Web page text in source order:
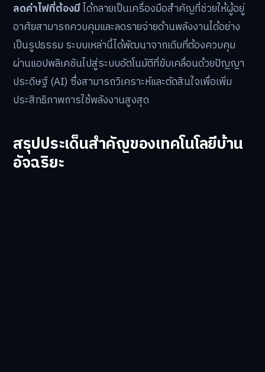
ลดค่าไฟที่ต้องมีได้กลายเป็นเครื่องมือสำคัญที่ช่วยให้ผู้อยู่
อาศัยสามารถควบคุมและลดรายจ่ายด้านพลังงานได้อย่าง
เป็นรูปธรรม ระบบเหล่านี้ได้พัฒนาจากเดิมที่ต้องควบคุม
ผ่านแอปพลิเคชันไปสู่ระบบอัตโนมัติที่ขับเคลื่อนด้วยปัญญา
ประดิษฐ์ (AI) ซึ่งสามารถวิเคราะห์และตัดสินใจเพื่อเพิ่ม
ประสิทธิภาพการใช้พลังงานสูงสุด
สรุปประเด็นสำคัญของเทคโนโลยีบ้าน
อัจฉริยะ